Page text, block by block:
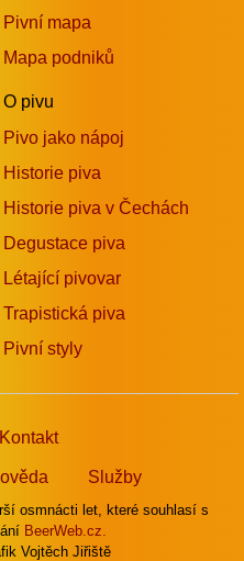
Pivní mapa
Mapa podniků
O pivu
Pivo jako nápoj
Historie piva
Historie piva v Čechách
Degustace piva
Létající pivovar
Trapistická piva
Pivní styly
Kontakt
Služby
osmnácti let, které souhlasí s
BeerWeb.cz.
Vojtěch Jiřiště